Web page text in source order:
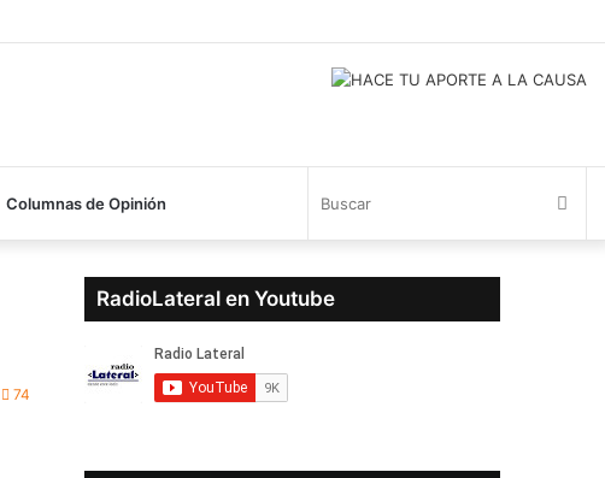
Columnas de Opinión
74
RadioLateral en Youtube